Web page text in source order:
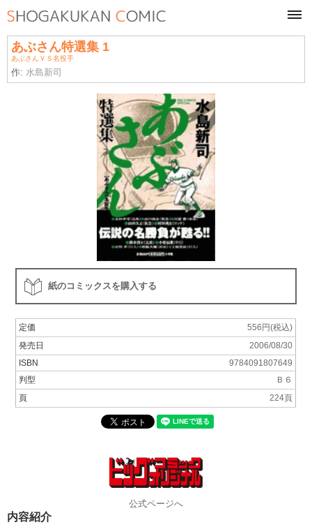
あぶさん特選集 1
あぶさんＶＳ名投手
作:水島新司
紙のコミックスを購入する
定価
556円(税込)
発売日
2006/08/30
ISBN
9784091807649
判型
Ｂ６
頁
224頁
公式ページへ
内容紹介